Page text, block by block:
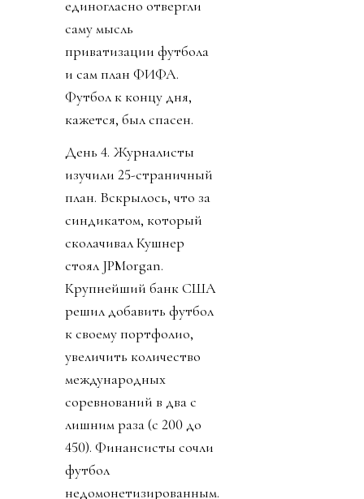
единогласно отвергли
саму мысль
приватизации футбола
и сам план ФИФА.
Футбол к концу дня,
кажется, был спасен.
День 4. Журналисты
изучили 25-страничный
план. Вскрылось, что за
синдикатом, который
сколачивал Кушнер
стоял JPMorgan.
Крупнейший банк США
решил добавить футбол
к своему портфолио,
увеличить количество
международных
соревнований в два с
лишним раза (с 200 до
450). Финансисты сочли
футбол
недомонетизированным.